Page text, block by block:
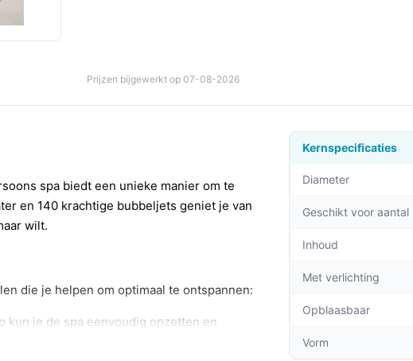
Prijzen bijgewerkt op 07-08-2026
spa biedt een unieke manier om te
en 140 krachtige bubbeljets geniet je van
wilt.
die je helpen om optimaal te ontspannen:
kun je de spa eenvoudig opzetten en
Kernspecificaties
Diameter
Geschikt voor aantal
Inhoud
Met verlichting
Opblaasbaar
Vorm